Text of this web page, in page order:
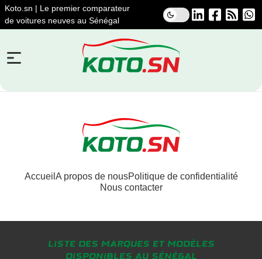
Koto.sn | Le premier comparateur
de voitures neuves au Sénégal
Accueil A propos de nousPolitique de confidentialité
Nous contacter
Liste des marques et modèles
disponibles au Sénégal